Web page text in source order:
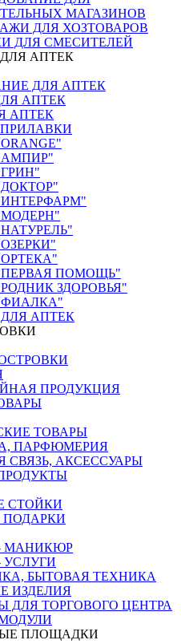
МАГАЗИНОВ
ДЛЯ ХОЗТОВАРОВ
ДЛЯ СМЕСИТЕЛЕЙ
АПТЕК
ДЛЯ АПТЕК
АПТЕК
АПТЕК
"АМПИР"
"ДОКТОР"
"ИНТЕРФАРМ"
"МОДЕРН"
"НАТУРЕЛЬ"
"ОЗЕРКИ"
"ОРТЕКА"
"ПЕРВАЯ ПОМОЩЬ"
"РОДНИК ЗДОРОВЬЯ"
"ФИАЛКА"
АПТЕК
ПРОДУКЦИЯ
ТОВАРЫ
ПАРФЮМЕРИЯ
СВЯЗЬ, АКСЕССУАРЫ
СТОЙКИ
ПОДАРКИ
МАНИКЮР
УСЛУГИ
БЫТОВАЯ ТЕХНИКА
ИЗДЕЛИЯ
ДЛЯ ТОРГОВОГО ЦЕНТРА
ПЛОЩАДКИ